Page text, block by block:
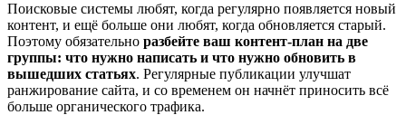
Поисковые системы любят, когда регулярно появляется новый
контент, и ещё больше они любят, когда обновляется старый.
Поэтому обязательно разбейте ваш контент-план на две
группы: что нужно написать и что нужно обновить в
вышедших статьях. Регулярные публикации улучшат
ранжирование сайта, и со временем он начнёт приносить всё
больше органического трафика.